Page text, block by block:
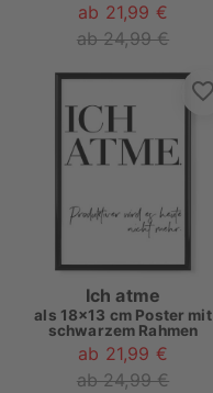
ab 21,99 €
ab 24,99 €
Ich atme
als 18x13 cm Poster mit
schwarzem Rahmen
ab 21,99 €
ab 24,99 €